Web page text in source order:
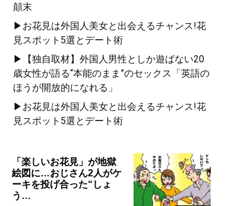
顛末
▶お花見は外国人美女と出会えるチャンス!花
見スポット5選とデート術
▶【独自取材】外国人男性としか遊ばない20
歳女性が語る“本能のまま”のセックス「英語の
ほうが開放的になれる」
▶お花見は外国人美女と出会えるチャンス!花
見スポット5選とデート術
「楽しいお花見」が地獄
絵図に…おじさん2人がケ
ーキを投げ合った“しょ
う…